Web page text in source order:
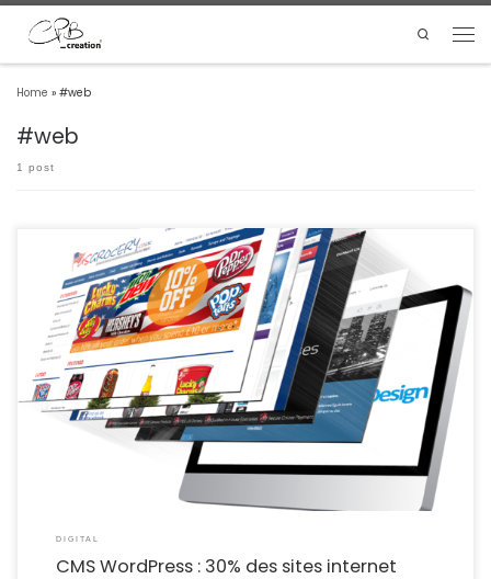
Search
Home » #web
#web
1 post
3 site sur 10 sont créer sur le CMS Wordpress, essayons de comprendre
ensemble pourquoi.
DIGITAL
CMS WordPress : 30% des sites internet